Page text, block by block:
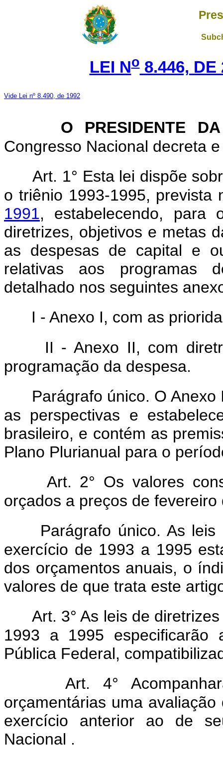
LEI No8.446, DE
Vide Lei nº 8.490, de 1992
O PRESIDENTE
Congresso Nacional decreta
Art. 1° Esta lei dispõe
o triênio 1993-1995, prevista
1991, estabelecendo, para
diretrizes, objetivos e metas
as despesas de capital e
relativas aos programas
detalhado nos seguintes
I - Anexo I, com as
II - Anexo II, com
programação da despesa.
Parágrafo único. O
as perspectivas e
brasileiro, e contém as
Plano Plurianual para o
Art. 2° Os valores
orçados a preços de fevereiro
Parágrafo único. As
exercício de 1993 a 1995
dos orçamentos anuais, o
valores de que trata este
Art. 3° As leis de
1993 a 1995 especificarão
Pública Federal,
Art. 4°
orçamentárias uma
exercício anterior ao de
Nacional .